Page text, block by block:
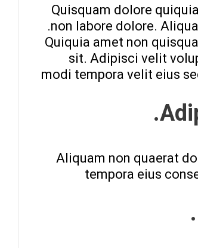
Quisquam dolore
non labore dolore.
Quiquia amet non
sit. Adipisci velit
modi tempora velit eius
Aliquam non quaerat
tempora eius